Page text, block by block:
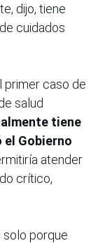
dijo, tiene
cuidados
primer caso de
salud
tiene
el Gobierno
atender
crítico,
solo porque